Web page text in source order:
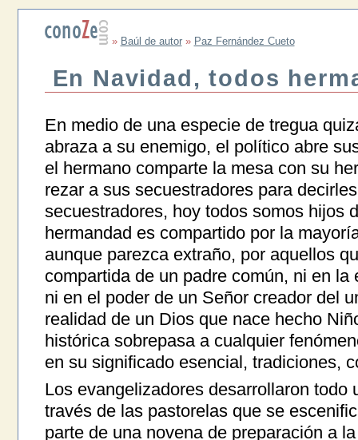
» Baúl de autor» Paz Fernández Cueto
En Navidad, todos
En medio de una especie de tregua
abraza a su enemigo, el político abre
el hermano comparte la mesa con su
rezar a sus secuestradores para
secuestradores, hoy todos somos hijos
hermandad es compartido por la
aunque parezca extraño, por aquellos
compartida de un padre común, ni en
ni en el poder de un Señor creador del
realidad de un Dios que nace hecho
histórica sobrepasa a cualquier
en su significado esencial, tradiciones,
Los evangelizadores desarrollaron todo
través de las pastorelas que se
parte de una novena de preparación a